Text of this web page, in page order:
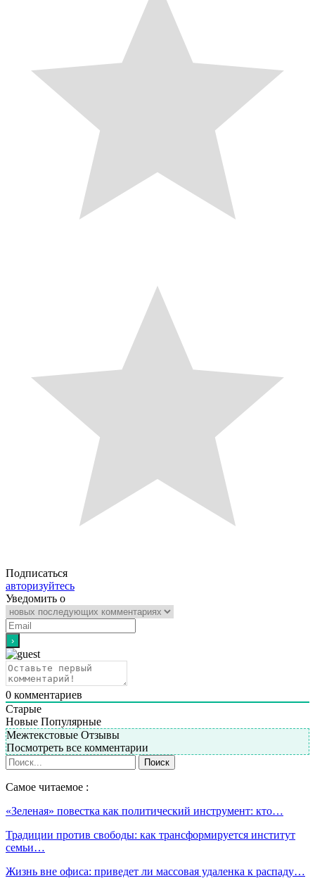
Подписаться
авторизуйтесь
Уведомить о
0 комментариев
Старые
Новые Популярные
Межтекстовые Отзывы
Посмотреть все комментарии
Самое читаемое :
«Зеленая» повестка как политический инструмент: кто…
Традиции против свободы: как трансформируется институт
семьи…
Жизнь вне офиса: приведет ли массовая удаленка к распаду…